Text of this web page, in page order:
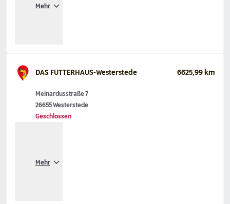
Mehr
DAS FUTTERHAUS-Westerstede 6625,99 km
Meinardusstraße 7
26655 Westerstede
Geschlossen
Mehr